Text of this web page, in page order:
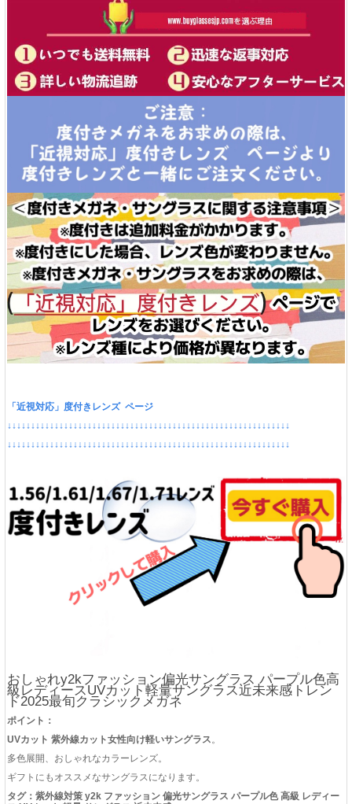
「近視対応」度付きレンズ ページ
↓↓↓↓↓↓↓↓↓↓↓↓↓↓↓↓↓↓↓↓↓↓↓↓↓↓↓↓↓↓↓↓↓↓↓↓↓↓↓↓↓↓↓↓↓↓↓↓↓↓↓↓↓↓↓↓↓↓↓↓
↓↓↓↓↓↓↓↓↓↓↓↓↓↓↓↓↓↓↓↓↓↓↓↓↓↓↓↓↓↓↓↓↓↓↓↓↓↓↓↓↓↓↓↓↓↓↓↓↓↓↓↓↓↓↓↓↓↓↓↓
おしゃれy2kファッション偏光サングラス パープル色高
級レディースUVカット軽量サングラス近未来感トレン
ド2025最旬クラシックメガネ
ポイント：
UVカット 紫外線カット女性向け軽いサングラス。
多色展開、おしゃれなカラーレンズ。
ギフトにもオススメなサングラスになります。
タグ：紫外線対策 y2k ファッション 偏光サングラス パープル色 高級 レディー